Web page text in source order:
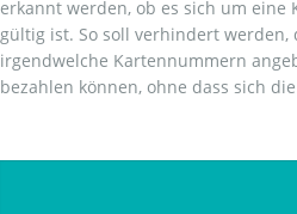
erkannt werden, ob es sich um eine
gültig ist. So soll verhindert werden,
irgendwelche Kartennummern
bezahlen können, ohne dass sich